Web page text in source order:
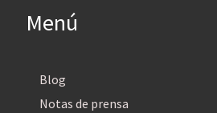
Menú
Blog
Notas de prensa